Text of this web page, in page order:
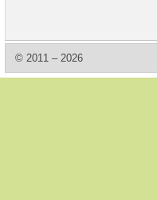
© 2011 – 2026